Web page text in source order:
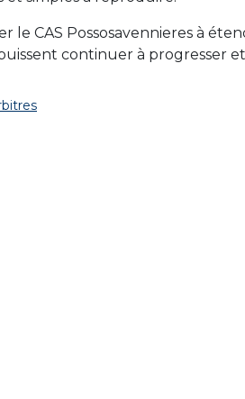
le CAS Possosavennieres à
continuer à progresser